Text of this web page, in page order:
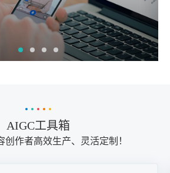
AIGC工具箱
作者高效生产、灵活定制！